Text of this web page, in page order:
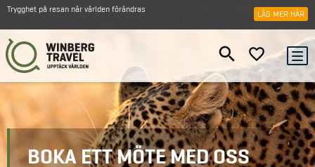
Trygghet på resan när världen förändras LÄS MER HÄR
BOKA ETT MÖTE MED OSS